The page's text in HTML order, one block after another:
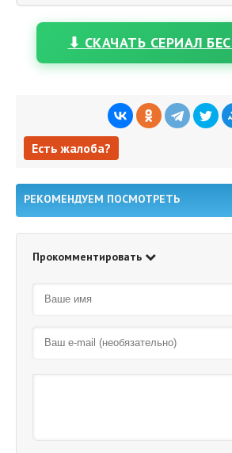
⬇ СКАЧАТЬ СЕРИАЛ
Есть жалоба?
РЕКОМЕНДУЕМ ПОСМОТРЕТЬ
Прокомментировать